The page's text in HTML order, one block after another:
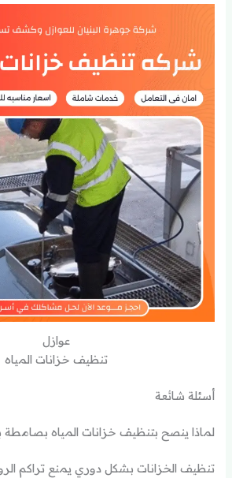
عوازل
تنظيف خزانات المياه
أسئلة شائعة
لماذا ينصح بتنظيف خزانات المياه
تنظيف الخزانات بشكل دوري يمنع تراكم